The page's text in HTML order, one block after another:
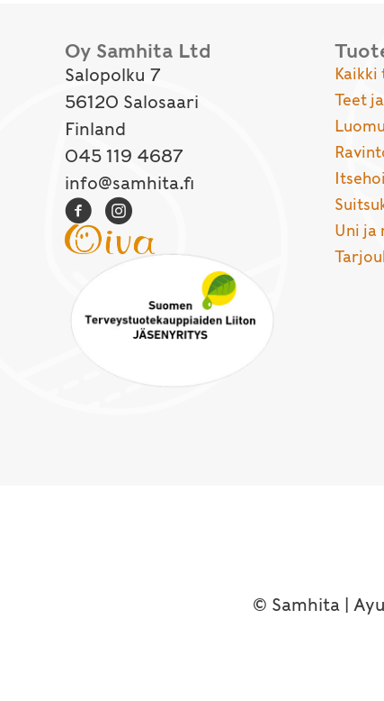
Oy Samhita Ltd
Salopolku 7
56120 Salosaari
Finland
045 119 4687
info@samhita.fi
Teet
Uni ja
© Samhita |